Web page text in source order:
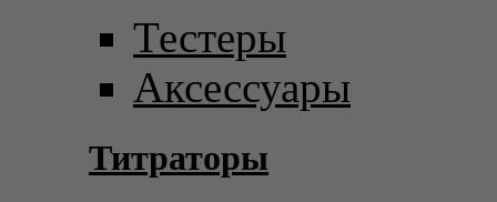
Тестеры
Аксессуары
Титраторы